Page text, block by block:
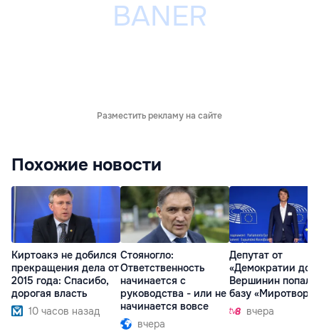
Разместить рекламу на сайте
Похожие новости
Киртоакэ не добился
прекращения дела от
2015 года: Спасибо,
дорогая власть
10 часов назад
Стояногло:
Ответственность
начинается с
руководства - или не
начинается вовсе
вчера
Депутат от
«Демократии
Вершинин попал в
базу
вчера